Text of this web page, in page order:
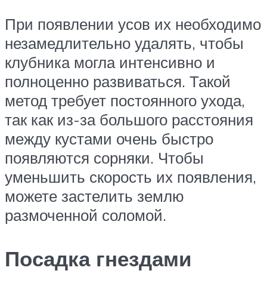
При появлении усов их необходимо
незамедлительно удалять, чтобы
клубника могла интенсивно и
полноценно развиваться. Такой
метод требует постоянного ухода,
так как из-за большого расстояния
между кустами очень быстро
появляются сорняки. Чтобы
уменьшить скорость их появления,
можете застелить землю
размоченной соломой.
Посадка гнездами